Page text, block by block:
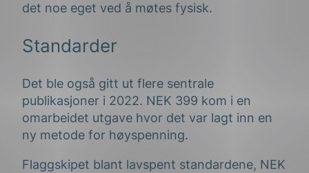
det noe eget ved å møtes fysisk.
Standarder
Det ble også gitt ut flere sentrale
publikasjoner i 2022. NEK 399 kom i en
omarbeidet utgave hvor det var lagt inn en
ny metode for høyspenning.
Flaggskipet blant lavspent standardene, NEK